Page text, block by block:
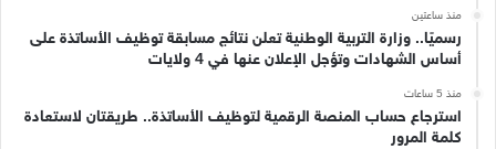
منذ ساعتين
رسميًا.. وزارة التربية الوطنية تعلن نتائج مسابقة توظيف الأساتذة على
أساس الشهادات وتؤجل الإعلان عنها في 4 ولايات
منذ 5 ساعات
استرجاع حساب المنصة الرقمية لتوظيف الأساتذة.. طريقتان لاستعادة
كلمة المرور